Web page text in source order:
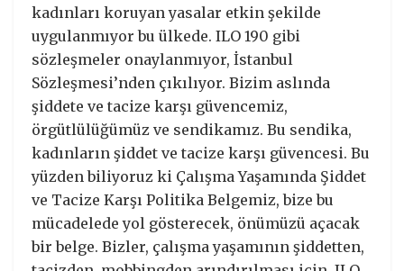
kadınları koruyan yasalar etkin şekilde
uygulanmıyor bu ülkede. ILO 190 gibi
sözleşmeler onaylanmıyor, İstanbul
Sözleşmesi’nden çıkılıyor. Bizim aslında
şiddete ve tacize karşı güvencemiz,
örgütlülüğümüz ve sendikamız. Bu sendika,
kadınların şiddet ve tacize karşı güvencesi. Bu
yüzden biliyoruz ki Çalışma Yaşamında Şiddet
ve Tacize Karşı Politika Belgemiz, bize bu
mücadelede yol gösterecek, önümüzü açacak
bir belge. Bizler, çalışma yaşamının şiddetten,